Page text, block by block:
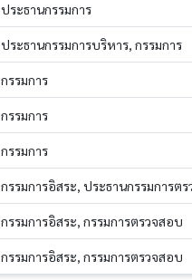
ประธานกรรมการ
ประธานกรรมการบริหาร, กรรมการ
กรรมการ
กรรมการ
กรรมการ
กรรมการอิสระ, ประธานกรรมการต
กรรมการอิสระ, กรรมการตรวจสอบ
กรรมการอิสระ, กรรมการตรวจสอบ